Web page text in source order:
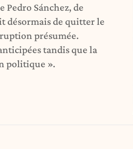
Pedro Sánchez, de
désormais de quitter le
présumée.
tandis que la
politique ».